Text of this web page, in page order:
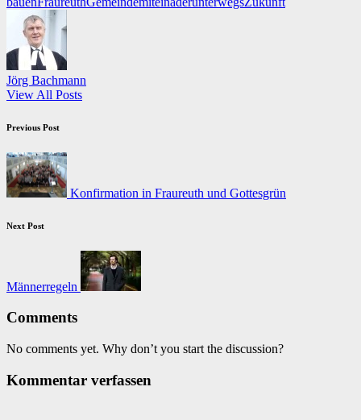
Jörg Bachmann
View All Posts
Post
navigation
Previous Post
Konfirmation in Fraureuth und Gottesgrün
Next Post
Männerregeln
Comments
No comments yet. Why don’t you start the discussion?
Kommentar verfassen